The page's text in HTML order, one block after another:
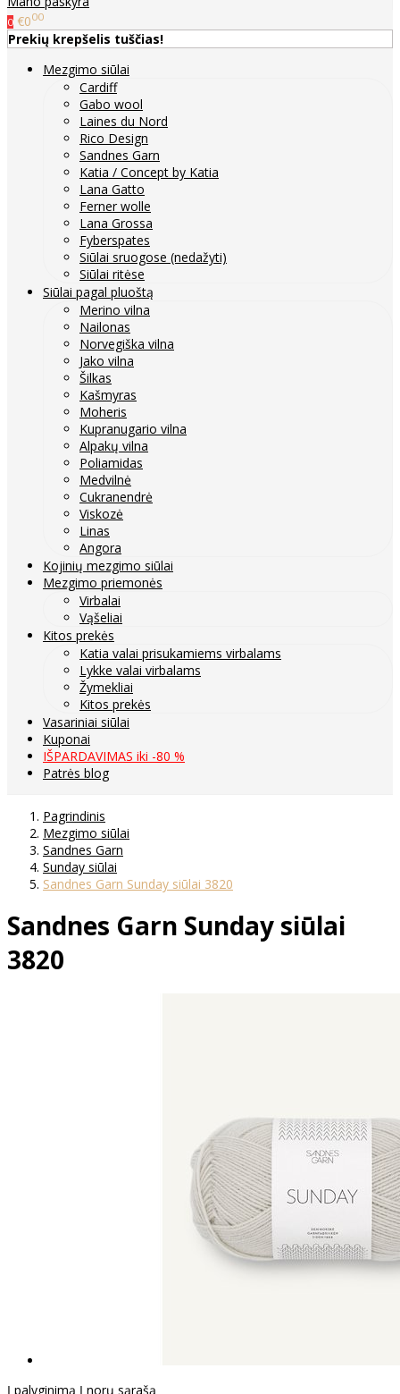
0 €000
Prekių krepšelis tuščias!
Mezgimo siūlai
Cardiff
Gabo wool
Laines du Nord
Rico Design
Sandnes Garn
Katia / Concept by Katia
Lana Gatto
Ferner wolle
Lana Grossa
Fyberspates
Siūlai sruogose (nedažyti)
Siūlai ritėse
Siūlai pagal pluoštą
Merino vilna
Nailonas
Norvegiška vilna
Jako vilna
Šilkas
Kašmyras
Moheris
Kupranugario vilna
Alpakų vilna
Poliamidas
Medvilnė
Cukranendrė
Viskozė
Linas
Angora
Kojinių mezgimo siūlai
Mezgimo priemonės
Virbalai
Vąšeliai
Kitos prekės
Katia valai prisukamiems virbalams
Lykke valai virbalams
Žymekliai
Kitos prekės
Vasariniai siūlai
Kuponai
IŠPARDAVIMAS iki -80 %
Patrės blog
Pagrindinis
Mezgimo siūlai
Sandnes Garn
Sunday siūlai
Sandnes Garn Sunday siūlai 3820
Sandnes Garn Sunday siūlai
3820
Į palyginimą Į norų sąrašą